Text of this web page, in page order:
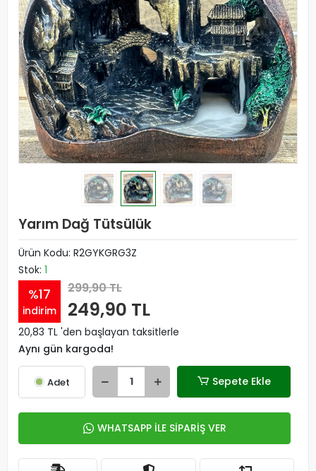
Yarım Dağ Tütsülük
Ürün Kodu: R2GYKGRG3Z
Stok: 1
%17
indirim
299,90 TL
249,90 TL
20,83 TL 'den başlayan taksitlerle
Aynı gün kargoda!
Adet Sepete Ekle
WHATSAPP İLE SİPARİŞ VER